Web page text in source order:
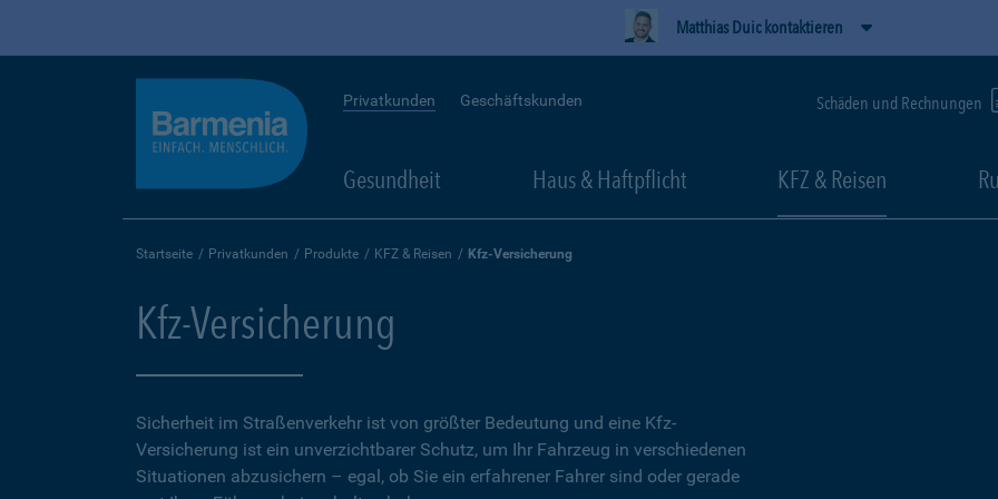
Matthias Duic kontaktieren
Privatkunden Geschäftskunden Schäden und Rechnungen
Gesundheit Haus & Haftpflicht KFZ & Reisen
Startseite Privatkunden Produkte KFZ & Reisen Kfz-Versicherung
Kfz-Versicherung
Sicherheit im Straßenverkehr ist von größter Bedeutung und eine Kfz-
Versicherung ist ein unverzichtbarer Schutz, um Ihr Fahrzeug in verschiedenen
Situationen abzusichern – egal, ob Sie ein erfahrener Fahrer sind oder gerade